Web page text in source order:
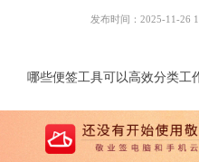
发布时间：2025-11-26
哪些便签工具可以高效分类工